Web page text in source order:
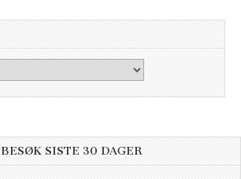
BESØK SISTE 30 DAGER